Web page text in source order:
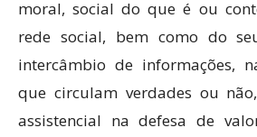
moral, social do que é ou
rede social, bem como do
intercâmbio de informações,
que circulam verdades ou
assistencial na defesa de